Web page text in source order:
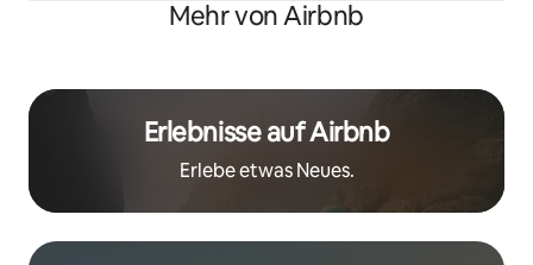
Mehr von Airbnb
Erlebnisse auf Airbnb
Erlebe etwas Neues.